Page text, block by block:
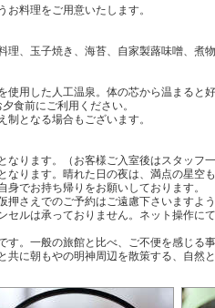
料理をご用意いたします。
理、玉子焼き、海苔、自家製蕗味噌、煮
使用した人工温泉。体の芯から温まると好
食前にご利用ください。
制となる場合もございます。
なります。（お客様ご入室後はスタッフ
なります。晴れた日の夜は、満点の星空
身でお持ち帰りをお願いしております。
押さえでのご予約はご遠慮下さいますよ
ルは承っておりません。ネット操作にて
す。一般の旅館と比べ、ご不便を感じる
共に朝もやの明神周辺を散策する、自然